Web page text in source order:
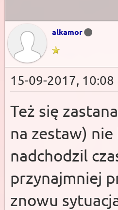
alkamor
15-09-2017, 10:08
Też się
na zestaw)
nadchodzil
przynajmniej
znowu